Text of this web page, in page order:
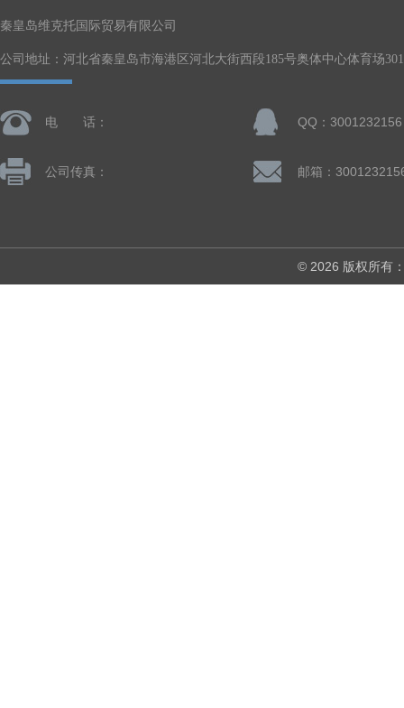
秦皇岛维克托国际贸易有限公司
公司地址：河北省秦皇岛市海港区河北大街西段185号奥体中心体育场
电 话： QQ：3001232156
公司传真： 邮箱：
© 2026 版权所有